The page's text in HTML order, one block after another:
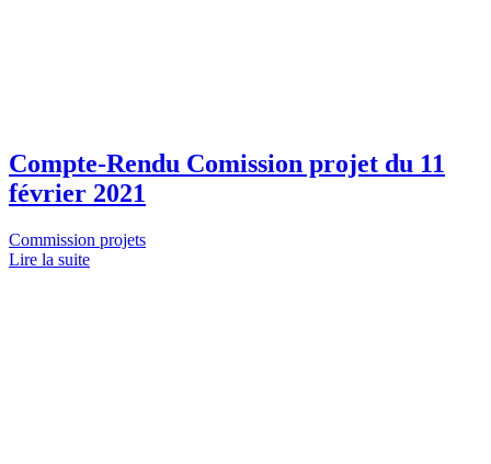
Compte-Rendu Comission projet du 11
février 2021
Commission projets
Lire la suite